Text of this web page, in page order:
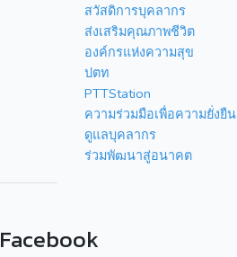
สวัสดิการบุคลากร
ส่งเสริมคุณภาพชีวิต
องค์กรแห่งความสุข
ปตท
PTTStation
ความร่วมมือเพื่อความยั่งยืน
ดูแลบุคลากร
ร่วมพัฒนาสู่อนาคต
Facebook